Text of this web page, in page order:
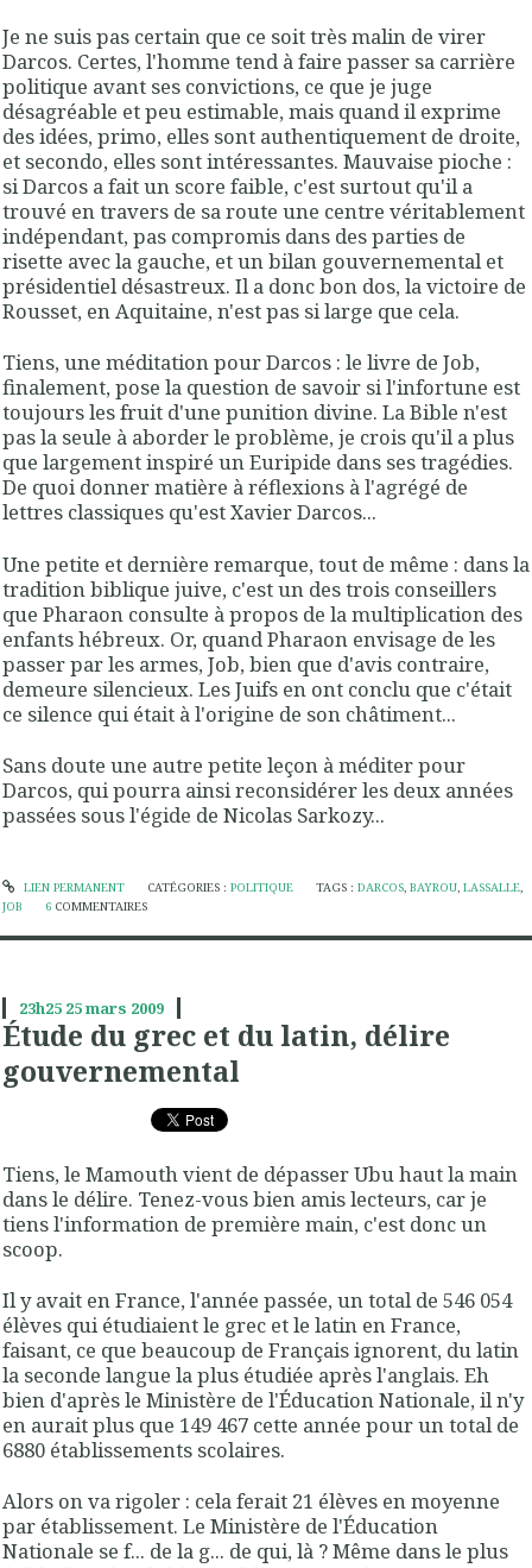
Je ne suis pas certain que ce soit très malin de virer
Darcos. Certes, l'homme tend à faire passer sa carrière
politique avant ses convictions, ce que je juge
désagréable et peu estimable, mais quand il exprime
des idées, primo, elles sont authentiquement de droite,
et secondo, elles sont intéressantes. Mauvaise pioche :
si Darcos a fait un score faible, c'est surtout qu'il a
trouvé en travers de sa route une centre véritablement
indépendant, pas compromis dans des parties de
risette avec la gauche, et un bilan gouvernemental et
présidentiel désastreux. Il a donc bon dos, la victoire de
Rousset, en Aquitaine, n'est pas si large que cela.
Tiens, une méditation pour Darcos : le livre de Job,
finalement, pose la question de savoir si l'infortune est
toujours les fruit d'une punition divine. La Bible n'est
pas la seule à aborder le problème, je crois qu'il a plus
que largement inspiré un Euripide dans ses tragédies.
De quoi donner matière à réflexions à l'agrégé de
lettres classiques qu'est Xavier Darcos...
Une petite et dernière remarque, tout de même : dans la
tradition biblique juive, c'est un des trois conseillers
que Pharaon consulte à propos de la multiplication des
enfants hébreux. Or, quand Pharaon envisage de les
passer par les armes, Job, bien que d'avis contraire,
demeure silencieux. Les Juifs en ont conclu que c'était
ce silence qui était à l'origine de son châtiment...
Sans doute une autre petite leçon à méditer pour
Darcos, qui pourra ainsi reconsidérer les deux années
passées sous l'égide de Nicolas Sarkozy...
LIEN PERMANENT CATÉGORIES : POLITIQUE TAGS :DARCOS,BAYROU,LASSALLE,
JOB
6 COMMENTAIRES
23h25 25mars 2009
Étude du grec et du latin, délire
gouvernemental
Tiens, le Mamouth vient de dépasser Ubu haut la main
dans le délire. Tenez-vous bien amis lecteurs, car je
tiens l'information de première main, c'est donc un
scoop.
Il y avait en France,l'année passée, un total de 546 054
élèves qui étudiaient le grec et le latin en France,
faisant, ce que beaucoup de Français ignorent, du latin
la seconde langue la plus étudiée après l'anglais. Eh
bien d'après le Ministère de l'Éducation Nationale, il n'y
en aurait plus que 149 467 cette année pour un total de
6880 établissements scolaires.
Alors on va rigoler : cela ferait 21 élèves en moyenne
par établissement. Le Ministère de l'Éducation
Nationale se f... de la g... de qui, là ? Même dans le plus